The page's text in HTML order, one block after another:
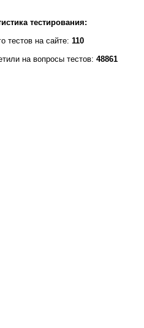
тестирования:
тестов на сайте: 110
на вопросы тестов: 48861